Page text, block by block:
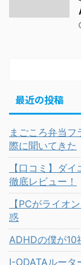
最近の投稿
まごころ弁当
際に聞いてきた
【口コミ】ダ
徹底レビュー！
【PCがライオ
惑
ADHDの僕が10
I-ODATAルータ